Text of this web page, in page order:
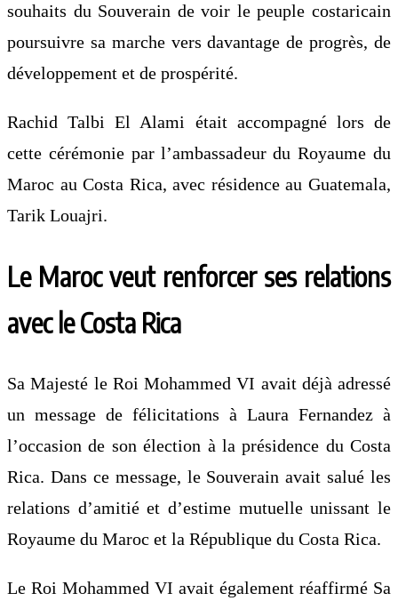
souhaits du Souverain de voir le peuple costaricain
poursuivre sa marche vers davantage de progrès, de
développement et de prospérité.
Rachid Talbi El Alami était accompagné lors de
cette cérémonie par l’ambassadeur du Royaume du
Maroc au Costa Rica, avec résidence au Guatemala,
Tarik Louajri.
Le Maroc veut renforcer ses relations
avec le Costa Rica
Sa Majesté le Roi Mohammed VI avait déjà adressé
un message de félicitations à Laura Fernandez à
l’occasion de son élection à la présidence du Costa
Rica. Dans ce message, le Souverain avait salué les
relations d’amitié et d’estime mutuelle unissant le
Royaume du Maroc et la République du Costa Rica.
Le Roi Mohammed VI avait également réaffirmé Sa